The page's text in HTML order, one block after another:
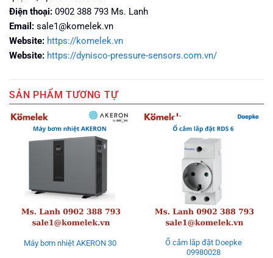
Điện thoại: 0902 388 793 Ms. Lanh
Email: sale1@komelek.vn
Website: https://komelek.vn
Website: https://dynisco-pressure-sensors.com.vn/
SẢN PHẨM TƯƠNG TỰ
Máy bơm nhiệt AKERON 30
Ổ cắm lắp đặt Doepke
09980028